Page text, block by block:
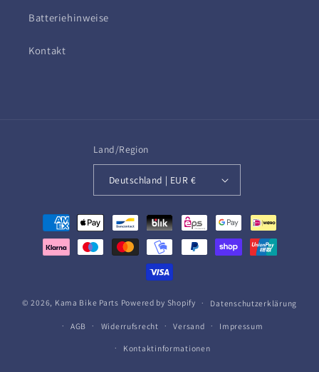
Batteriehinweise
Kontakt
Land/Region
Deutschland | EUR €
Zahlungsmethoden
© 2026, Kama Bike Parts Powered by Shopify Datenschutzerklärung
AGB Widerrufsrecht Versand Impressum
Kontaktinformationen